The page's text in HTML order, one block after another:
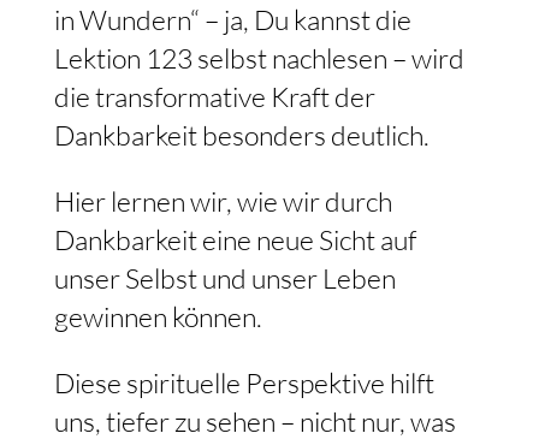
in Wundern“ – ja, Du kannst die
Lektion 123 selbst nachlesen – wird
die transformative Kraft der
Dankbarkeit besonders deutlich.
Hier lernen wir, wie wir durch
Dankbarkeit eine neue Sicht auf
unser Selbst und unser Leben
gewinnen können.
Diese spirituelle Perspektive hilft
uns, tiefer zu sehen – nicht nur, was